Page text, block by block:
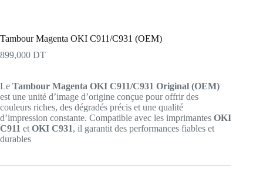
Tambour Magenta OKI C911/C931 (OEM)
899,000 DT
Le Tambour Magenta OKI C911/C931 Original (OEM)
est une unité d’image d’origine conçue pour offrir des
couleurs riches, des dégradés précis et une qualité
d’impression constante. Compatible avec les imprimantes OKI
C911 et OKI C931, il garantit des performances fiables et
durables